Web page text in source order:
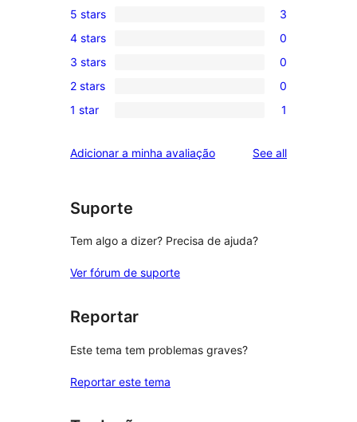
3
5-
star
reviews
5 stars 3
0
4-
star
reviews
4 stars 0
0
3-
star
3 stars 0
0
2-
reviews
2 stars 0
1
star
1 star 1
Adicionar a minha avaliação See allreviews
Suporte
Tem algo a dizer? Precisa de ajuda?
Ver fórum de suporte
Reportar
Este tema tem problemas graves?
Reportar este tema